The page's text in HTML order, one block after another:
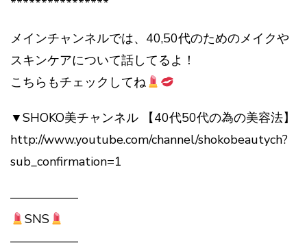
メインチャンネルでは、40,50代のためのメイクや
スキンケアについて話してるよ！
こちらもチェックしてね
▼SHOKO美チャンネル 【40代50代の為の美容法】
http://www.youtube.com/channel/shokobeautych?
sub_confirmation=1
—————–
SNS
—————–